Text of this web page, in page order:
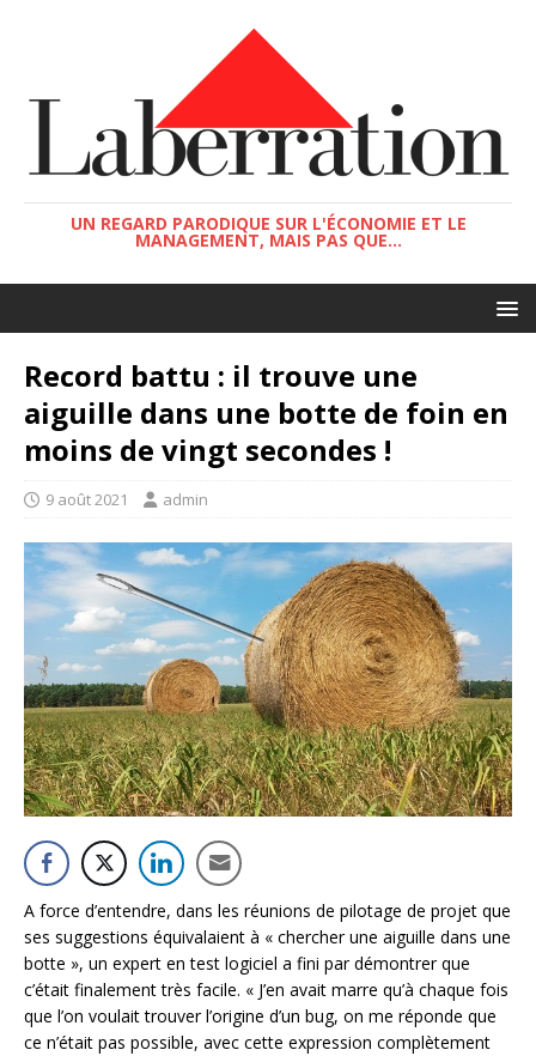
UN REGARD PARODIQUE SUR L'ÉCONOMIE ET LE
MANAGEMENT, MAIS PAS QUE...
Record battu : il trouve une
aiguille dans une botte de foin en
moins de vingt secondes !
9 août 2021 admin
A force d’entendre, dans les réunions de pilotage de projet que
ses suggestions équivalaient à « chercher une aiguille dans une
botte », un expert en test logiciel a fini par démontrer que
c’était finalement très facile. « J’en avait marre qu’à chaque fois
que l’on voulait trouver l’origine d’un bug, on me réponde que
ce n’était pas possible, avec cette expression complètement